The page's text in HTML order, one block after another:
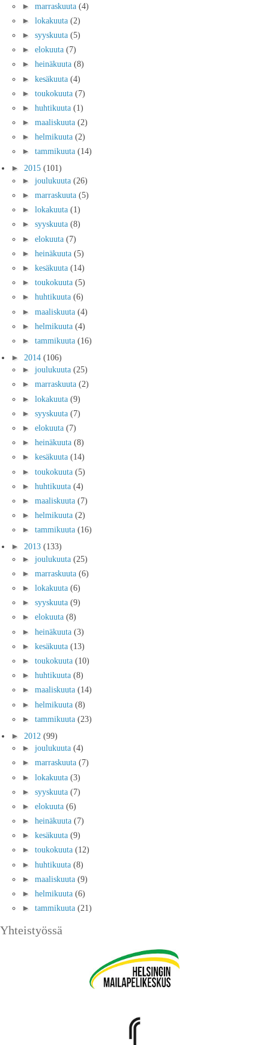
► marraskuuta (4)
► lokakuuta (2)
► syyskuuta (5)
► elokuuta (7)
► heinäkuuta (8)
► kesäkuuta (4)
► toukokuuta (7)
► huhtikuuta (1)
► maaliskuuta (2)
► helmikuuta (2)
► tammikuuta (14)
► 2015 (101)
► joulukuuta (26)
► marraskuuta (5)
► lokakuuta (1)
► syyskuuta (8)
► elokuuta (7)
► heinäkuuta (5)
► kesäkuuta (14)
► toukokuuta (5)
► huhtikuuta (6)
► maaliskuuta (4)
► helmikuuta (4)
► tammikuuta (16)
► 2014 (106)
► joulukuuta (25)
► marraskuuta (2)
► lokakuuta (9)
► syyskuuta (7)
► elokuuta (7)
► heinäkuuta (8)
► kesäkuuta (14)
► toukokuuta (5)
► huhtikuuta (4)
► maaliskuuta (7)
► helmikuuta (2)
► tammikuuta (16)
► 2013 (133)
► joulukuuta (25)
► marraskuuta (6)
► lokakuuta (6)
► syyskuuta (9)
► elokuuta (8)
► heinäkuuta (3)
► kesäkuuta (13)
► toukokuuta (10)
► huhtikuuta (8)
► maaliskuuta (14)
► helmikuuta (8)
► tammikuuta (23)
► 2012 (99)
► joulukuuta (4)
► marraskuuta (7)
► lokakuuta (3)
► syyskuuta (7)
► elokuuta (6)
► heinäkuuta (7)
► kesäkuuta (9)
► toukokuuta (12)
► huhtikuuta (8)
► maaliskuuta (9)
► helmikuuta (6)
► tammikuuta (21)
Yhteistyössä